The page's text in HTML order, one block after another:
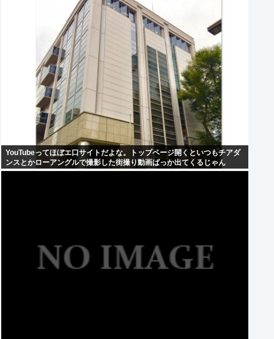
YouTubeってほぼエ口サイトだよな。トップページ開くといつもチアダ
ンスとかローアングルで撮影した街撮り動画ばっか出てくるじゃん